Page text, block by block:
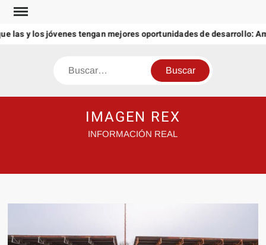
Saltar
contenido
y los jóvenes tengan mejores oportunidades de desarrollo:
Buscar
IMAGEN REX
INFORMACIÓN REAL